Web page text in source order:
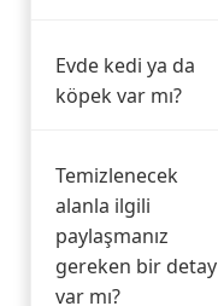
Evde kedi ya da
köpek var mı?
Temizlenecek
alanla ilgili
paylaşmanız
gereken bir detay
var mı?